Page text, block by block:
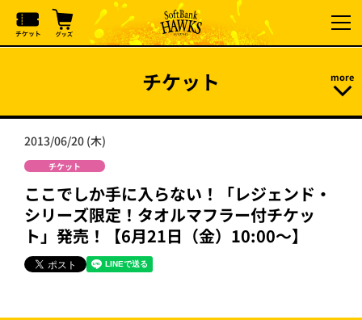
チケット
2013/06/20 (木)
チケット
ここでしか手に入らない！「レジェンド・
シリーズ限定！タオルマフラー付チケッ
ト」発売！【6月21日（金）10:00～】